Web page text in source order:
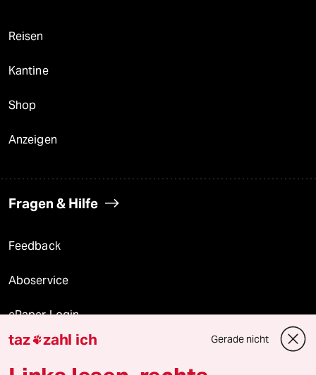
Reisen
Kantine
Shop
Anzeigen
Fragen & Hilfe
Feedback
Aboservice
ePaper Login
Downloads für Abonnierende
taz zahl ich Gerade nicht